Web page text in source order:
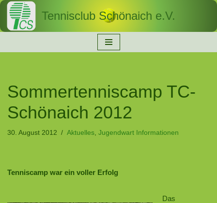
Zum
Tennisclub Schönaich e.V.
Sommertenniscamp TC-
Schönaich 2012
30. August 2012 Aktuelles, Jugendwart Informationen
Tenniscamp war ein voller Erfolg
Das